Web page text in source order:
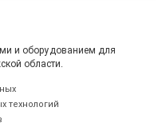
и оборудованием для
области.
технологий